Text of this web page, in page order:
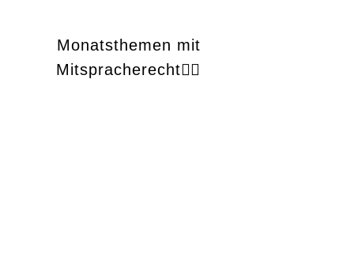
Monatsthemen mit
Mitspracherecht👇🏻